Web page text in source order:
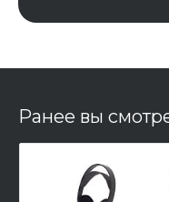
Ранее вы